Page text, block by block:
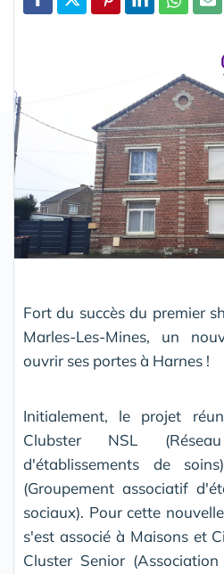
Fort du succès du premier
Marles-Les-Mines, un
ouvrir ses portes à Harnes !
Initialement, le projet
Clubster NSL
d'établissements de
(Groupement associatif
sociaux). Pour cette
s'est associé à Maisons et
Cluster Senior